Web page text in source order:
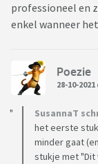
professioneel en
enkel wanneer
Poezie
28-10-2021
SusannaT
het eerste
minder gaat
stukje met "Dit